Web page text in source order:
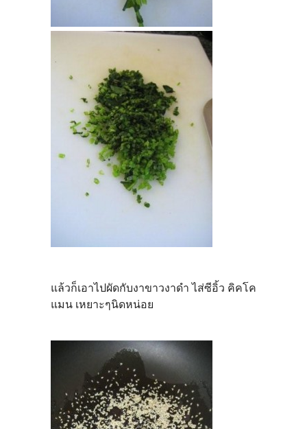
แล้วก็เอาไปผัดกับงาขาวงาดำ ไส่ซีอิ้ว คิคโค
แมน เหยาะๆนิดหน่อย